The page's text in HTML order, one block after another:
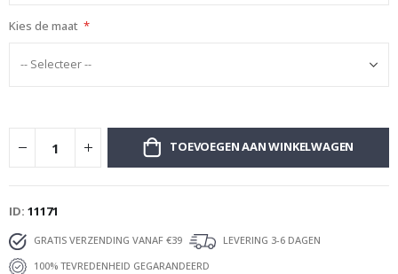
Kies de maat
TOEVOEGEN AAN WINKELWAGEN
ID 11171
GRATIS VERZENDING VANAF €39
LEVERING 3-6 DAGEN
100% TEVREDENHEID GEGARANDEERD